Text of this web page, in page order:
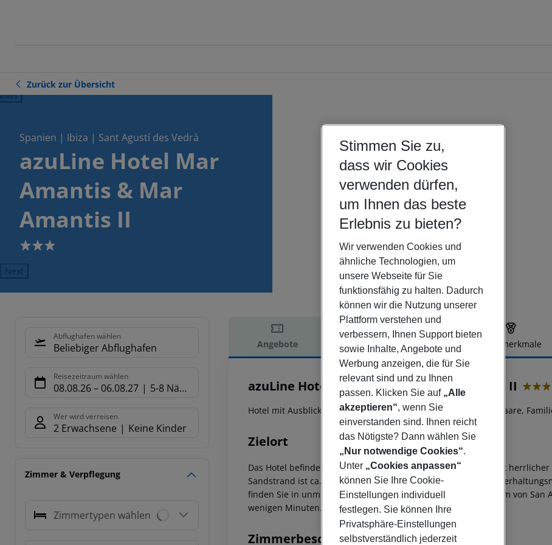
Zurück zur Übersicht
Spanien | Ibiza | Sant Agustí des Vedrà
azuLine Hotel Mar
Amantis & Mar
Amantis II
3
Next
Abflughafen wählen
Beliebiger Abflughafen
Reisezeitraum wählen
08.08.26– 06.08.27 5-8 Nächte
Wer wird verreisen
2 Erwachsene Keine Kinder
Zimmer & Verpflegung
Zimmertypen wählen
Angebote Hotelbeschreibung Hotelmerkmale
Hotelbeschreibung
azuLine Hotel Mar Amantis & Mar Amantis II
Hotel mit Ausblick auf die Bucht von San Antonio, perfekt für Paare,
Zielort
Das Hotel befindet sich in bevorzugter Lage direkt am Meer mit
Sandstrand ist ca. 200m vom Hotel entfernt. Einkaufs- und
finden Sie in unmittelbarer Umgebung der Anlage. Das Zentrum von
wenigen Minuten.
Zimmerbeschreibung
Stimmen Sie zu,
dass wir Cookies
verwenden dürfen,
um Ihnen das beste
Erlebnis zu bieten?
Wir verwenden Cookies und
ähnliche Technologien, um
unsere Webseite für Sie
funktionsfähig zu halten. Dadurch
können wir die Nutzung unserer
Plattform verstehen und
verbessern, Ihnen Support bieten
sowie Inhalte, Angebote und
Werbung anzeigen, die für Sie
relevant sind und zu Ihnen
passen. Klicken Sie auf „Alle
akzeptieren“, wenn Sie
einverstanden sind. Ihnen reicht
das Nötigste? Dann wählen Sie
„Nur notwendige Cookies“.
Unter „Cookies anpassen“
können Sie Ihre Cookie-
Einstellungen individuell
festlegen. Sie können Ihre
Privatsphäre-Einstellungen
selbstverständlich jederzeit